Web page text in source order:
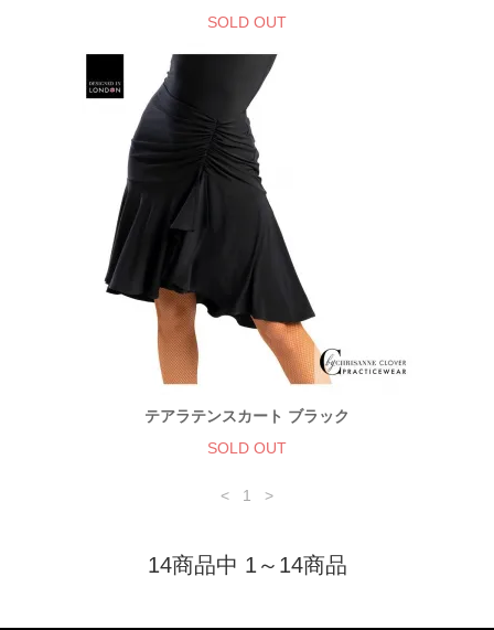
SOLD OUT
テアラテンスカート ブラック
SOLD OUT
< 1 >
14商品中 1～14商品